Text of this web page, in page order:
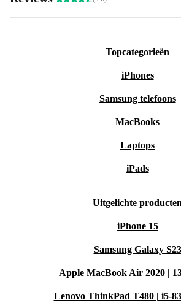
Topcategorieën
iPhones
Samsung telefoons
MacBooks
Laptops
iPads
Uitgelichte producten
iPhone 15
Samsung Galaxy S23
Apple MacBook Air 2020 |
Lenovo ThinkPad T480 | i5-